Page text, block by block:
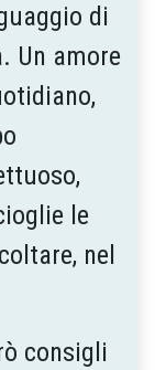
di
Un amore
le
nel
consigli